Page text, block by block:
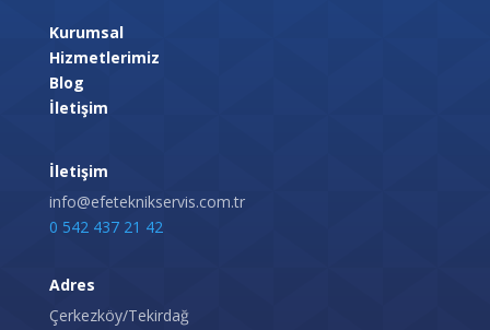
Kurumsal
Hizmetlerimiz
Blog
İletişim
İletişim
info@efeteknikservis.com.tr
0 542 437 21 42
Adres
Çerkezköy/Tekirdağ